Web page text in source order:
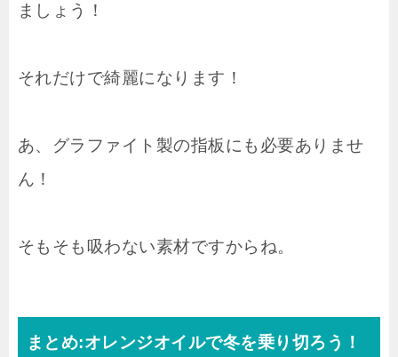
ましょう！
それだけで綺麗になります！
あ、グラファイト製の指板にも必要ありませ
ん！
そもそも吸わない素材ですからね。
まとめ:オレンジオイルで冬を乗り切ろう！